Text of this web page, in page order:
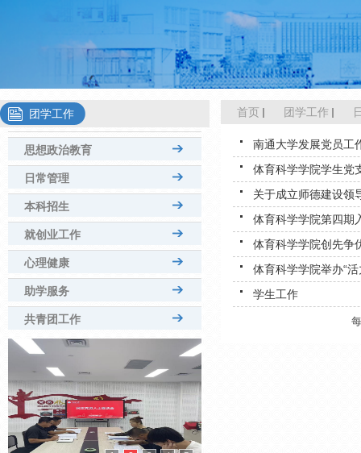
团学工作
思想政治教育
日常管理
本科招生
就创业工作
心理健康
助学服务
共青团工作
首页 团学工作
南通大学发展党员工
体育科学学院学生党
关于成立师德建设领
体育科学学院第四期
体育科学学院创先争
体育科学学院举办“
学生工作